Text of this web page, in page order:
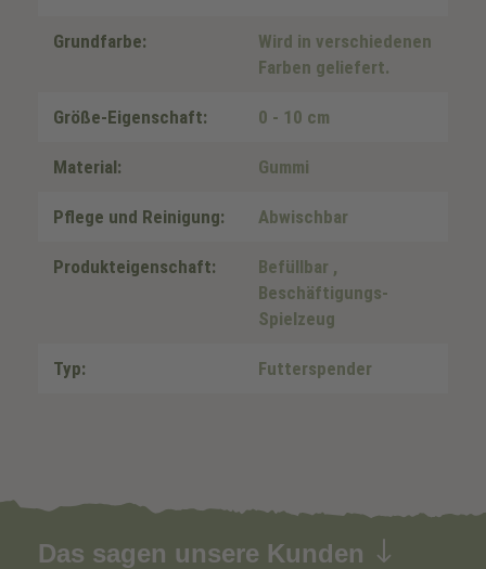
Grundfarbe:
Wird in verschiedenen
Farben geliefert.
Größe-Eigenschaft: 0 - 10 cm
Material: Gummi
Pflege und Reinigung: Abwischbar
Produkteigenschaft: Befüllbar ,
Beschäftigungs-
Spielzeug
Typ: Futterspender
Das sagen unsere Kunden